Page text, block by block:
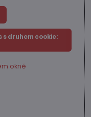
druhem cookie:
okně